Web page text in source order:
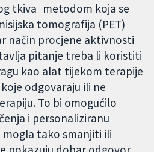
tkiva metodom koja se
tomografija (PET)
način procjene aktivnosti
pitanje treba li koristiti
kao alat tijekom terapije
odgovaraju ili ne
To bi omogućilo
i personaliziranu
mogla tako smanjiti ili